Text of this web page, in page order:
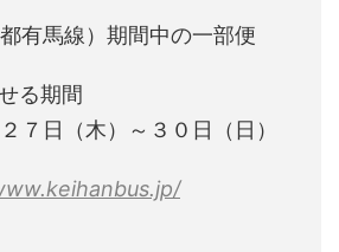
有馬線）期間中の一部便
る期間
７日（木）～３０日（日）